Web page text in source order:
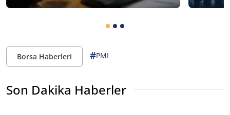
Borsa Haberleri #PMI
Son Dakika Haberler